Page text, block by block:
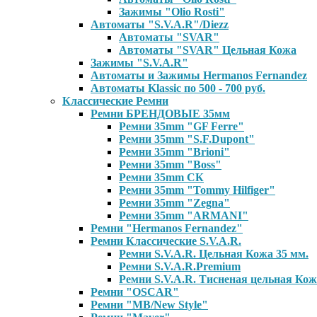
Зажимы "Olio Rosti"
Автоматы "S.V.A.R"/Diezz
Автоматы "SVAR"
Автоматы "SVAR" Цельная Кожа
Зажимы "S.V.A.R"
Автоматы и Зажимы Hermanos Fernandez
Автоматы Klassic по 500 - 700 руб.
Классические Ремни
Ремни БРЕНДОВЫЕ 35мм
Ремни 35mm "GF Ferre"
Ремни 35mm "S.F.Dupont"
Ремни 35mm "Brioni"
Ремни 35mm "Boss"
Ремни 35mm СК
Ремни 35mm "Tommy Hilfiger"
Ремни 35mm "Zegna"
Ремни 35mm "ARMANI"
Ремни "Hermanos Fernandez"
Ремни Классические S.V.A.R.
Ремни S.V.A.R. Цельная Кожа 35 мм.
Ремни S.V.A.R.Premium
Ремни S.V.A.R. Тисненая цельная
Ремни "OSCAR"
Ремни "MB/New Style"